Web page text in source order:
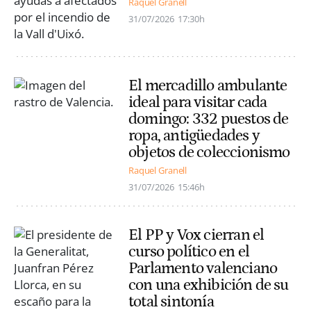
31/07/2026 17:30h
El mercadillo ambulante
ideal para visitar cada
domingo: 332 puestos de
ropa, antigüedades y
objetos de coleccionismo
Raquel Granell
31/07/2026 15:46h
El PP y Vox cierran el
curso político en el
Parlamento valenciano
con una exhibición de su
total sintonía